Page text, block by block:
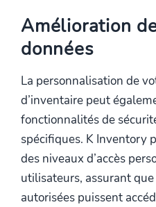
Amélioration
données
La personnalisation de
d’inventaire peut
fonctionnalités de
spécifiques. K Inventory
des niveaux d’accès
utilisateurs, assurant
autorisées puissent